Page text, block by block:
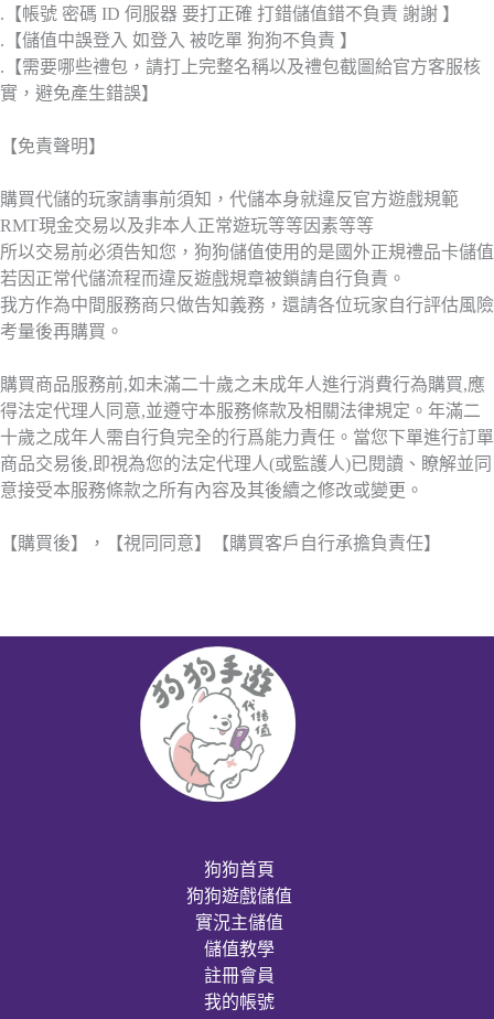
.【帳號 密碼 ID 伺服器 要打正確 打錯儲值錯不負責 謝謝 】
.【儲值中誤登入 如登入 被吃單 狗狗不負責 】
.【需要哪些禮包，請打上完整名稱以及禮包截圖給官方客服核
實，避免產生錯誤】
【免責聲明】
購買代儲的玩家請事前須知，代儲本身就違反官方遊戲規範
RMT現金交易以及非本人正常遊玩等等因素等等
所以交易前必須告知您，狗狗儲值使用的是國外正規禮品卡儲值
若因正常代儲流程而違反遊戲規章被鎖請自行負責。
我方作為中間服務商只做告知義務，還請各位玩家自行評估風險
考量後再購買。
購買商品服務前,如未滿二十歲之未成年人進行消費行為購買,應
得法定代理人同意,並遵守本服務條款及相關法律規定。年滿二
十歲之成年人需自行負完全的行爲能力責任。當您下單進行訂單
商品交易後,即視為您的法定代理人(或監護人)已閱讀、瞭解並同
意接受本服務條款之所有內容及其後續之修改或變更。
【購買後】，【視同同意】【購買客戶自行承擔負責任】
狗狗首頁
狗狗遊戲儲值
實況主儲值
儲值教學
註冊會員
我的帳號